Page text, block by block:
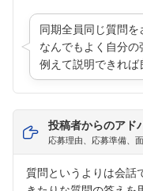
同期全員同じ質問
なんでもよく自分
例えて説明できれば
投稿者からのアド
応募理由、応募準備、
質問というよりは会話